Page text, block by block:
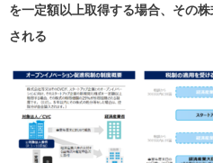
を一定額以上取得する場合、その
される